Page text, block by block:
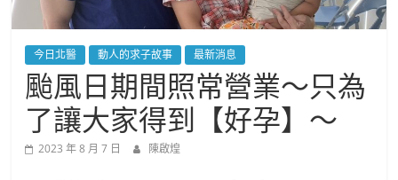
今日北醫 動人的求子故事 最新消息
颱風日期間照常營業～只為
了讓大家得到【好孕】～
2023 年 8 月 7 日 陳啟煌